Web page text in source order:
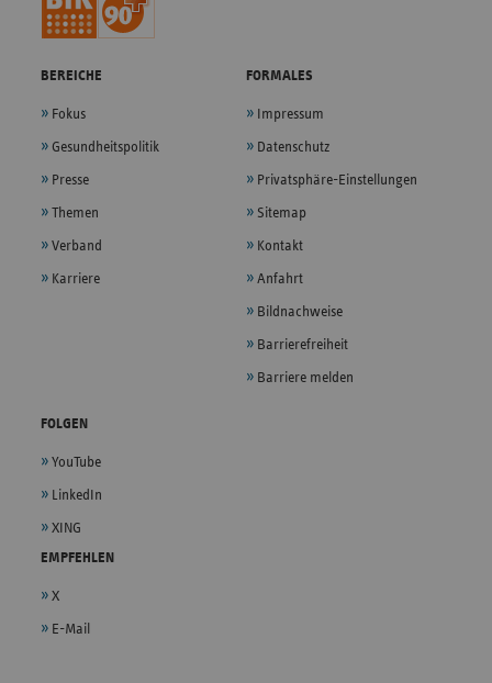
BEREICHE
Fokus
Gesundheitspolitik
Presse
Themen
Verband
Karriere
FORMALES
Impressum
Datenschutz
Privatsphäre-Einstellungen
Sitemap
Kontakt
Anfahrt
Bildnachweise
Barrierefreiheit
Barriere melden
FOLGEN
YouTube
LinkedIn
XING
EMPFEHLEN
X
E-Mail